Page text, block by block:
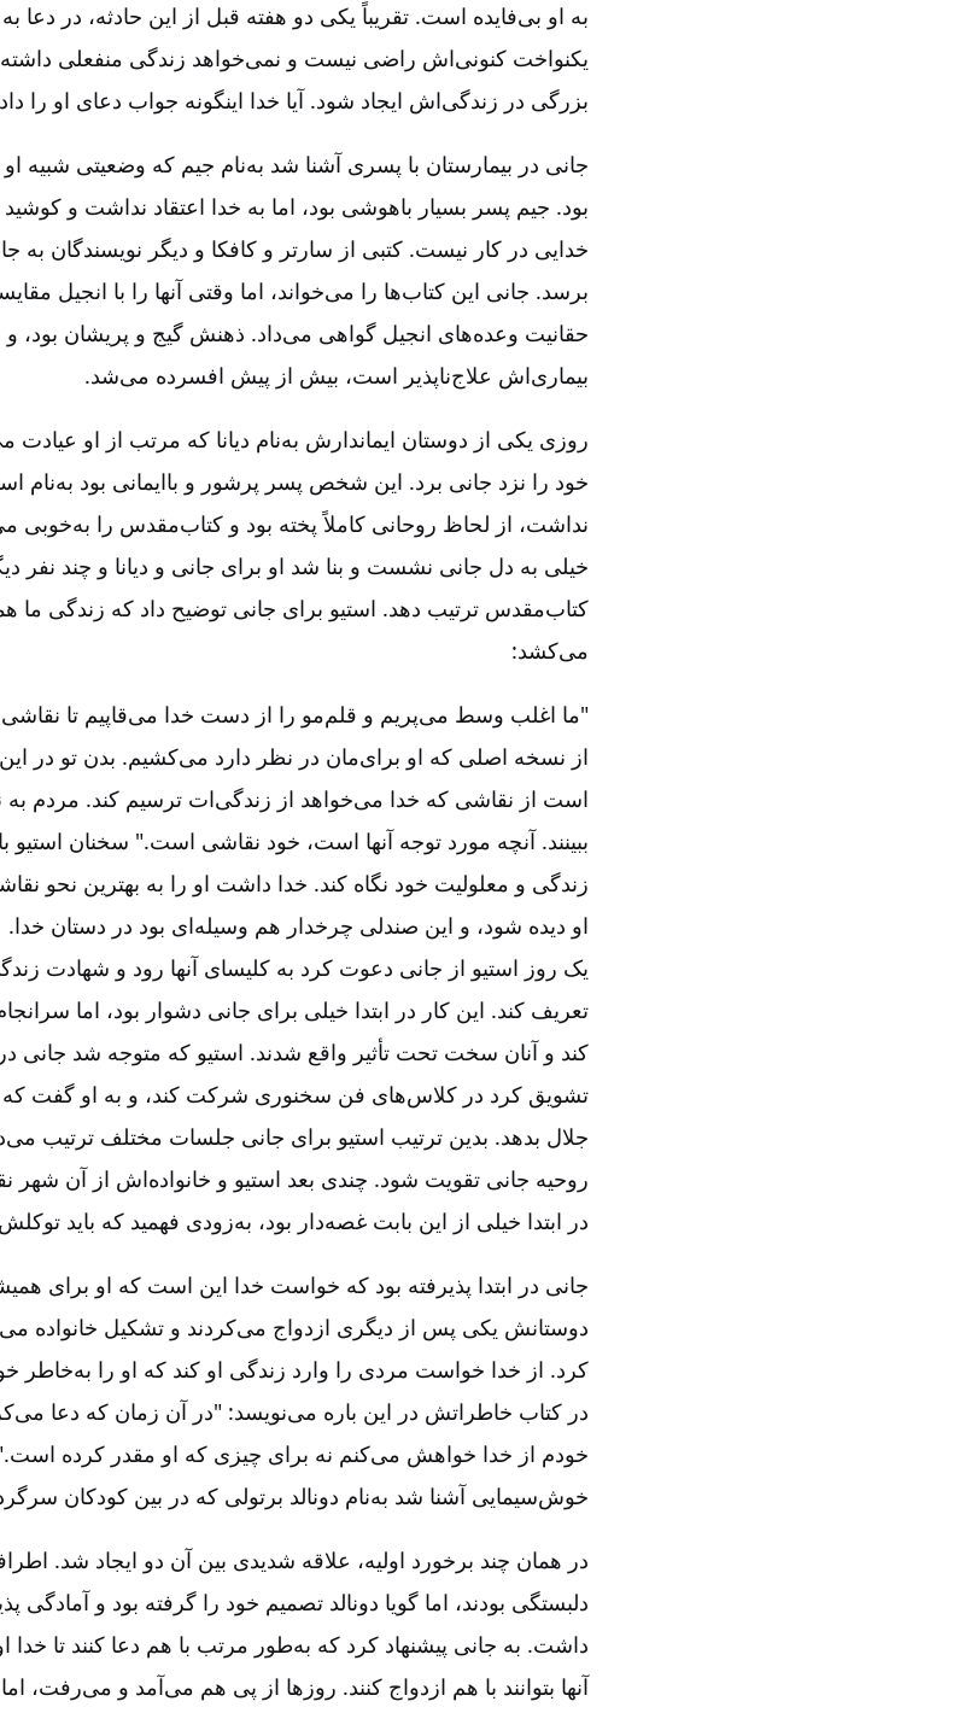
به او بی‌فایده است. تقریباً یكی دو هفته قبل از این حادثه، در دعا
یکنواخت كنونی‌اش راضی نیست و نمی‌خواهد زندگی‌ منفعلی داشته
بزرگی در زندگی‌اش ایجاد شود. آیا خدا اینگونه جواب دعای او را
جانی در بیمارستان با پسری آشنا شد به‌نام جیم که وضعیتی شبیه
بود. جیم پسر بسیار باهوشی بود، اما به خدا اعتقاد نداشت و کوشید
خدایی در کار نیست. کتبی از سارتر و کافکا و دیگر نویسندگان به
برسد. جانی این کتاب‌ها را می‌خواند، اما وقتی آنها را با انجیل
حقانیت وعده‌های انجیل گواهی می‌داد. ذهنش گیج و پریشان بود،
بیماری‌اش علاج‌ناپذیر است، بیش از پیش افسرده می‌شد.
روزی یکی از دوستان ایماندارش به‌نام دیانا که مرتب از او
نداشت، از لحاظ روحانی کاملاً پخته بود و کتاب‌مقدس را
خیلی به دل جانی نشست و بنا شد او برای جانی و دیانا و چند نفر
کتاب‌مقدس ترتیب دهد. استیو برای جانی توضیح داد که زندگی
می‌کشد:
"ما اغلب وسط می‌پریم و قلم‌مو را از دست خدا می‌قاپیم تا
از نسخه اصلی که او برای‌مان در نظر دارد می‌کشیم. بدن تو در
است از نقاشی که خدا می‌خواهد از زندگی‌ات ترسیم کند. مردم به
ببینند. آنچه مورد توجه آنها است، خود نقاشی است." سخنان
زندگی و معلولیت خود نگاه کند. خدا داشت او را به بهترین نحو
او دیده شود، و این صندلی چرخدار هم وسیله‌ای بود در دستان خدا.
یک روز استیو از جانی دعوت ‌کرد به کلیسای آنها رود و شهادت
تعریف کند. این کار در ابتدا خیلی برای جانی دشوار بود، اما
‌کند و آنان سخت تحت تأثیر واقع شدند. استیو که متوجه شد جانی در
تشویق ‌کرد در کلاس‌های فن سخنوری شرکت کند، و به او گفت که
جلال بدهد. بدین ترتیب استیو برای جانی جلسات مختلف ترتیب
روحیه جانی تقویت ‌شود. چندی بعد استیو و خانواده‌اش از آن شهر
در ابتدا خیلی از این بابت غصه‌دار بود، به‌زودی ‌فهمید که باید
جانی در ابتدا پذیرفته بود که خواست خدا این است که او برای
دوستانش یکی پس از دیگری ازدواج می‌کردند و تشکیل خانواده
‌کرد. از خدا خواست مردی را وارد زندگی او کند که او را
در کتاب خاطراتش در این باره می‌نویسد: "در آن زمان که دعا
خودم از خدا خواهش می‌کنم نه برای چیزی که او مقدر کرده است."
خوش‌سیمایی آشنا شد به‌نام دونالد برتولی که در بین کودکان
در همان چند برخورد اولیه، علاقه شدیدی بین آن دو ایجاد شد.
دلبستگی بودند، اما گویا دونالد تصمیم خود را گرفته بود و آمادگی
داشت. به جانی پیشنهاد کرد که به‌طور مرتب با هم دعا کنند تا
آنها بتوانند با هم ازدواج کنند. روزها از پی هم می‌آمد و می‌رفت،